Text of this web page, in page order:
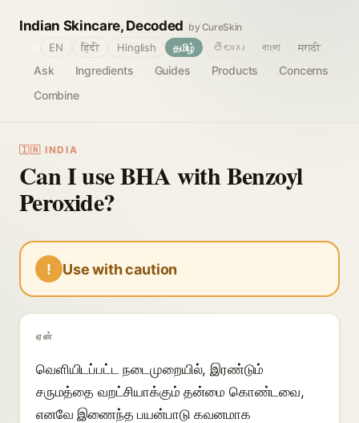
Indian Skincare, Decoded by CureSkin
Ask Ingredients Guides Products
Concerns
Combine
EN हिंदी Hinglish தமிழ் తెలుగు বাংলা मराठी
🇮🇳 INDIA
Can I use BHA with Benzoyl
Peroxide?
! Use with caution
ஏன்
வெளியிடப்பட்ட நடைமுறையில், இரண்டும்
சருமத்தை வறட்சியாக்கும் தன்மை கொண்டவை,
எனவே இணைந்த பயன்பாடு கவனமாக